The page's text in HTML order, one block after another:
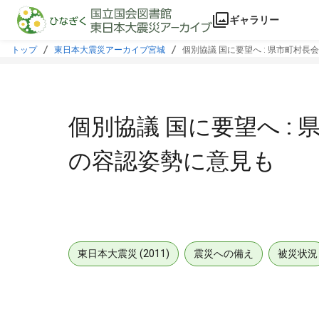
本文に飛ぶ
ギャラリー
トップ 東日本大震災アーカイブ宮城 個別協議 国に要望へ : 県市町村長
個別協議 国に要望へ :
の容認姿勢に意見も
東日本大震災 (2011) 震災への備え 被災状況